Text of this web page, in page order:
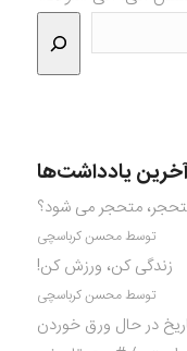
یادداشت‌ها
متحجر می شود؟
توسط محسن کرباسچی
زندگی کن، ورزش کن!
توسط محسن کرباسچی
در حال ورق خوردن